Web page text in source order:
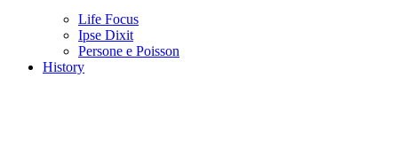
Life Focus
Ipse Dixit
Persone e Poisson
History